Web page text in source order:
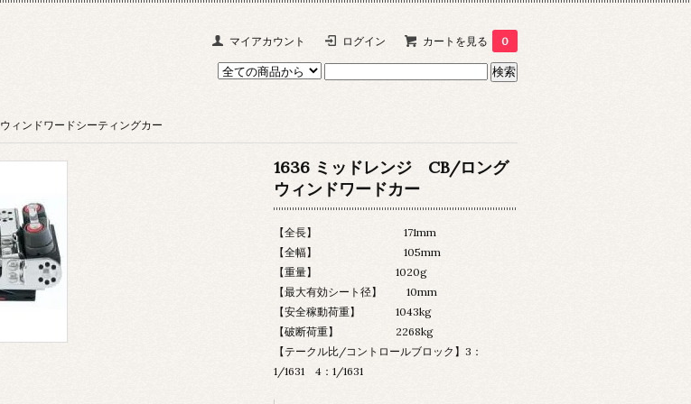
マイアカウント ログイン カートを見る 0
ウィンドワードシーティングカー
1636 ミッドレンジ CB/ロング
ウィンドワードカー
【全長】 171mm
【全幅】 105mm
【重量】 1020g
【最大有効シート径】 10mm
【安全稼動荷重】 1043kg
【破断荷重】 2268kg
【テークル比/コントロールブロック】3：
1/1631 4：1/1631